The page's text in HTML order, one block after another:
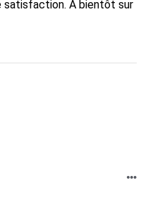
satisfaction. À bientôt sur